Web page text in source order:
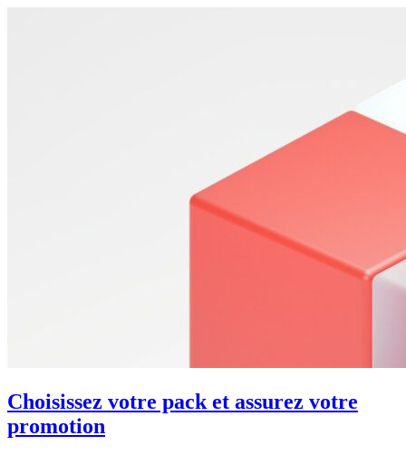
Choisissez votre pack et assurez votre
promotion